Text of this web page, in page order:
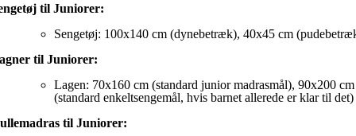
til Juniorer:
Sengetøj: 100x140 cm (dynebetræk), 40x45 cm
til Juniorer:
Lagen: 70x160 cm (standard junior madrasmål), 90x200 cm
(standard enkeltsengemål, hvis barnet allerede er klar til det)
til Juniorer: